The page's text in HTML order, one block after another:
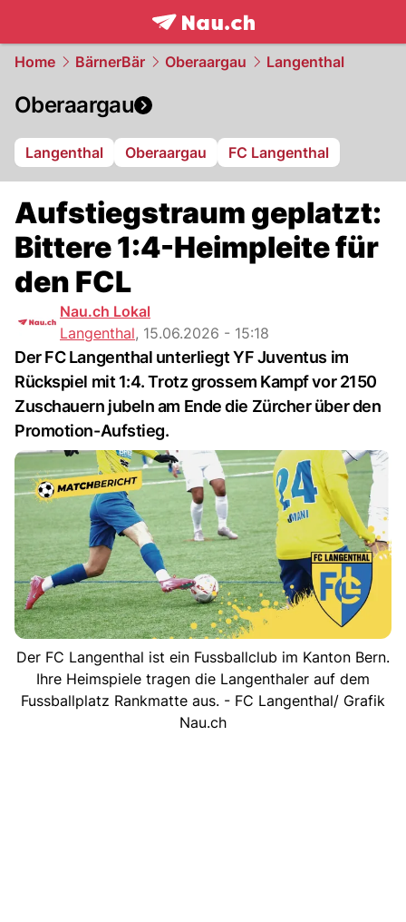
frontpage.NAU.ch
Home BärnerBär Oberaargau Langenthal
Oberaargau
Langenthal Oberaargau FC Langenthal
Aufstiegstraum geplatzt:
Bittere 1:4-Heimpleite für
den FCL
Nau.ch Lokal
Langenthal, 15.06.2026 - 15:18
Der FC Langenthal unterliegt YF Juventus im
Rückspiel mit 1:4. Trotz grossem Kampf vor 2150
Zuschauern jubeln am Ende die Zürcher über den
Promotion-Aufstieg.
Der FC Langenthal ist ein Fussballclub im Kanton Bern.
Ihre Heimspiele tragen die Langenthaler auf dem
Fussballplatz Rankmatte aus. - FC Langenthal/ Grafik
Nau.ch